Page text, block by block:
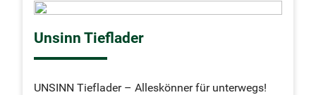
Unsinn Tieflader
UNSINN Tieflader – Alleskönner für unterwegs!